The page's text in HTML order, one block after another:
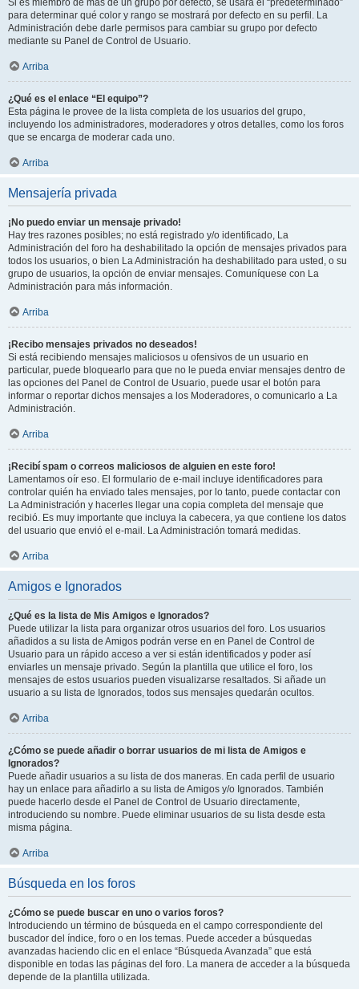
Si es miembro de más de un grupo por defecto, se usará el “predeterminado”
para determinar qué color y rango se mostrará por defecto en su perfil. La
Administración debe darle permisos para cambiar su grupo por defecto
mediante su Panel de Control de Usuario.
Arriba
¿Qué es el enlace “El equipo”?
Esta página le provee de la lista completa de los usuarios del grupo,
incluyendo los administradores, moderadores y otros detalles, como los foros
que se encarga de moderar cada uno.
Arriba
Mensajería privada
¡No puedo enviar un mensaje privado!
Hay tres razones posibles; no está registrado y/o identificado, La
Administración del foro ha deshabilitado la opción de mensajes privados para
todos los usuarios, o bien La Administración ha deshabilitado para usted, o su
grupo de usuarios, la opción de enviar mensajes. Comuníquese con La
Administración para más información.
Arriba
¡Recibo mensajes privados no deseados!
Si está recibiendo mensajes maliciosos u ofensivos de un usuario en
particular, puede bloquearlo para que no le pueda enviar mensajes dentro de
las opciones del Panel de Control de Usuario, puede usar el botón para
informar o reportar dichos mensajes a los Moderadores, o comunicarlo a La
Administración.
Arriba
¡Recibí spam o correos maliciosos de alguien en este foro!
Lamentamos oír eso. El formulario de e-mail incluye identificadores para
controlar quién ha enviado tales mensajes, por lo tanto, puede contactar con
La Administración y hacerles llegar una copia completa del mensaje que
recibió. Es muy importante que incluya la cabecera, ya que contiene los datos
del usuario que envió el e-mail. La Administración tomará medidas.
Arriba
Amigos e Ignorados
¿Qué es la lista de Mis Amigos e Ignorados?
Puede utilizar la lista para organizar otros usuarios del foro. Los usuarios
añadidos a su lista de Amigos podrán verse en en Panel de Control de
Usuario para un rápido acceso a ver si están identificados y poder así
enviarles un mensaje privado. Según la plantilla que utilice el foro, los
mensajes de estos usuarios pueden visualizarse resaltados. Si añade un
usuario a su lista de Ignorados, todos sus mensajes quedarán ocultos.
Arriba
¿Cómo se puede añadir o borrar usuarios de mi lista de Amigos e
Ignorados?
Puede añadir usuarios a su lista de dos maneras. En cada perfil de usuario
hay un enlace para añadirlo a su lista de Amigos y/o Ignorados. También
puede hacerlo desde el Panel de Control de Usuario directamente,
introduciendo su nombre. Puede eliminar usuarios de su lista desde esta
misma página.
Arriba
Búsqueda en los foros
¿Cómo se puede buscar en uno o varios foros?
Introduciendo un término de búsqueda en el campo correspondiente del
buscador del índice, foro o en los temas. Puede acceder a búsquedas
avanzadas haciendo clic en el enlace “Búsqueda Avanzada” que está
disponible en todas las páginas del foro. La manera de acceder a la búsqueda
depende de la plantilla utilizada.